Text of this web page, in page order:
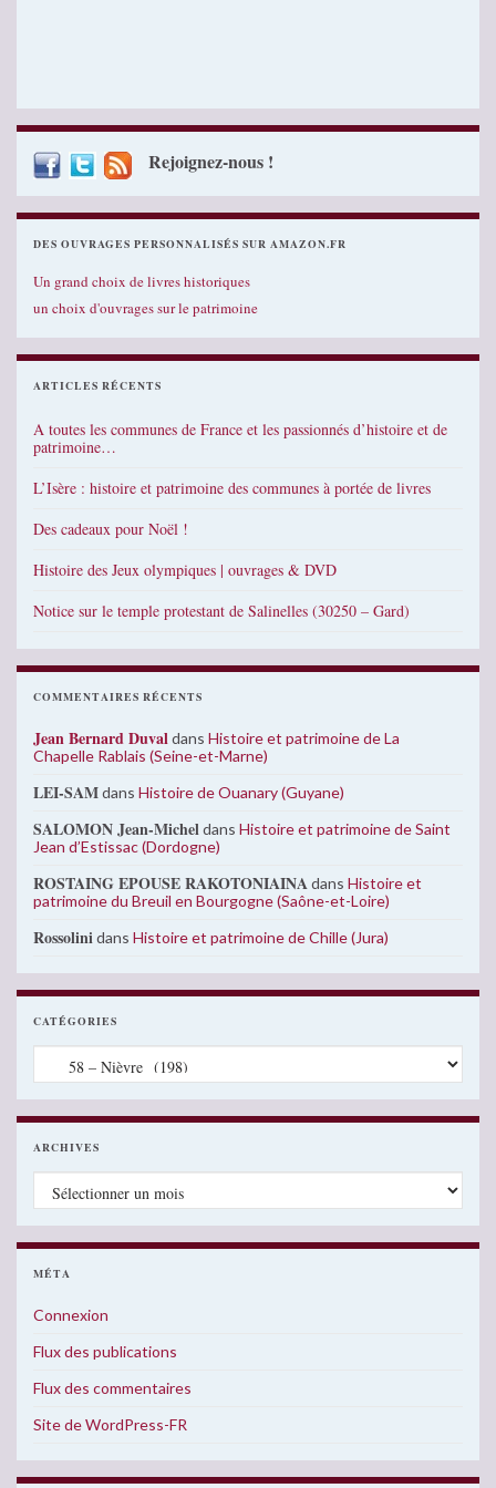
Rejoignez-nous !
DES OUVRAGES PERSONNALISÉS SUR AMAZON.FR
Un grand choix de livres historiques
un choix d'ouvrages sur le patrimoine
ARTICLES RÉCENTS
A toutes les communes de France et les passionnés d’histoire et de
patrimoine…
L’Isère : histoire et patrimoine des communes à portée de livres
Des cadeaux pour Noël !
Histoire des Jeux olympiques | ouvrages & DVD
Notice sur le temple protestant de Salinelles (30250 – Gard)
COMMENTAIRES RÉCENTS
Jean Bernard Duvaldans Histoire et patrimoine de La
Chapelle Rablais (Seine-et-Marne)
LEI-SAMdans Histoire de Ouanary (Guyane)
SALOMON Jean-Micheldans Histoire et patrimoine de Saint
Jean d’Estissac (Dordogne)
ROSTAING EPOUSE RAKOTONIAINAdans Histoire et
patrimoine du Breuil en Bourgogne (Saône-et-Loire)
Rossolinidans Histoire et patrimoine de Chille (Jura)
CATÉGORIES
Catégories
ARCHIVES
MÉTA
Connexion
Flux des publications
Flux des commentaires
Site de WordPress-FR